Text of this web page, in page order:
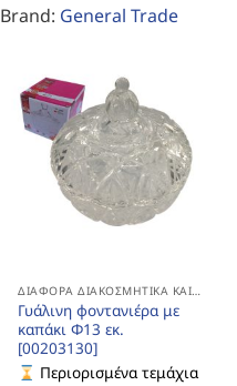
Brand: General Trade
ΔΙΆΦΟΡΑ ΔΙΑΚΟΣΜΗΤΙΚΆ ΚΑΙ ΔΏΡΑ
Γυάλινη φοντανιέρα με
καπάκι Φ13 εκ.
[00203130]
Περιορισμένα τεμάχια